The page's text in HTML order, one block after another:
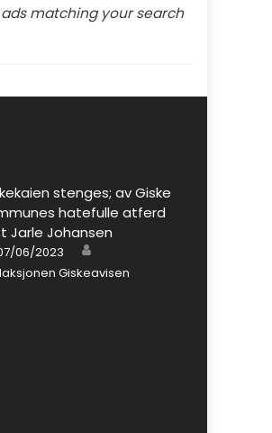
ads matching your search
stenges; av Giske
hatefulle atferd
Jarle Johansen
on
06/2023
Giskeavisen